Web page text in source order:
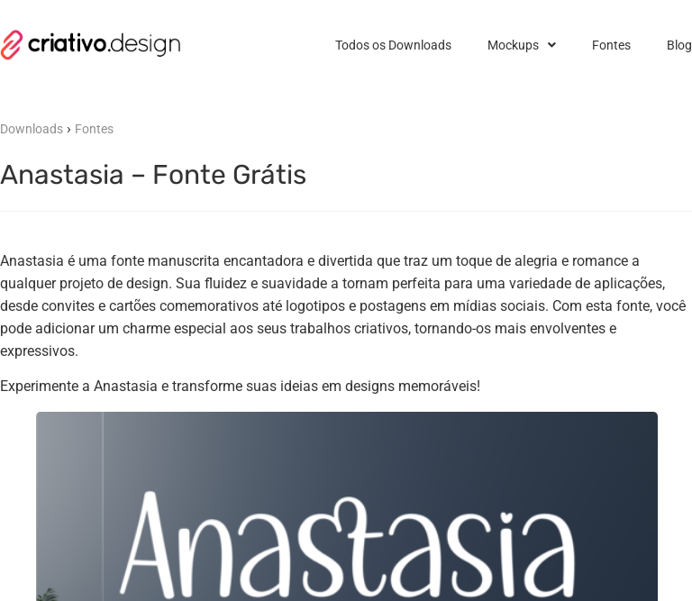
Todos os Downloads Mockups Fontes Blog
Downloads › Fontes
Anastasia – Fonte Grátis
Anastasia é uma fonte manuscrita encantadora e divertida que traz um toque de alegria e romance a
qualquer projeto de design. Sua fluidez e suavidade a tornam perfeita para uma variedade de aplicações,
desde convites e cartões comemorativos até logotipos e postagens em mídias sociais. Com esta fonte, você
pode adicionar um charme especial aos seus trabalhos criativos, tornando-os mais envolventes e
expressivos.
Experimente a Anastasia e transforme suas ideias em designs memoráveis!